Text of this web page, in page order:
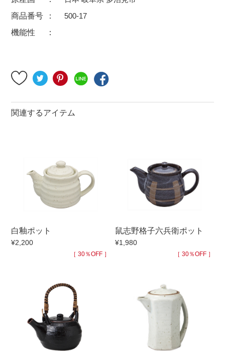
1,500円〜 2,000円〜
5,000円～9,999円
特集
カラー
機能性
商品番号
500-17
機能性
関連するアイテム
白釉ポット
¥2,200
［ 30％OFF ］
鼠志野格子六兵衛ポット
¥1,980
［ 30％OFF ］